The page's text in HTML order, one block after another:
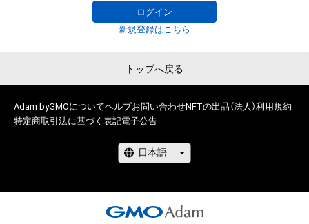
の管理委託を受けている者からの事前の同意なしに、上記の「本
アイテムの保有者が有する権利」の範囲を超えた行為、知的財産
せん。)を行うことはできません。
・本アイテムに関する創作物の利用については、公序良俗や法令
に反する利用またはその恐れのある利用など、作成者が不適切
であると判断した場合、利用をお断りさせていただきます。
このアイテムに関するお問い合わせ先
その他、漫画を制作していた期間もあり、
様々な創作活動を展開し続けております。
どうぞよろしくお願いします。
ログイン
新規登録はこちら
トップへ戻る
Adam byGMOについてヘルプお問い合わせNFTの出品（法人）利用規約
特定商取引法に基づく表記電子公告